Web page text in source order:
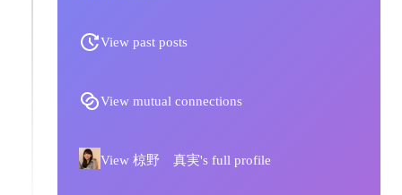
View past posts
View mutual connections
View 椋野 真実's full profile